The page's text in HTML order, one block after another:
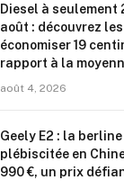
Diesel à seulement
août : découvrez
économiser 19
rapport à la
août 4, 2026
Geely E2 : la
plébiscitée en
990 €, un prix